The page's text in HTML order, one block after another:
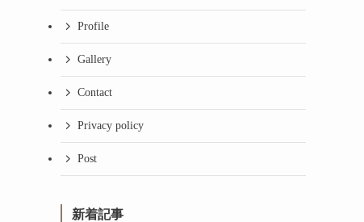
Profile
Gallery
Contact
Privacy policy
Post
新着記事